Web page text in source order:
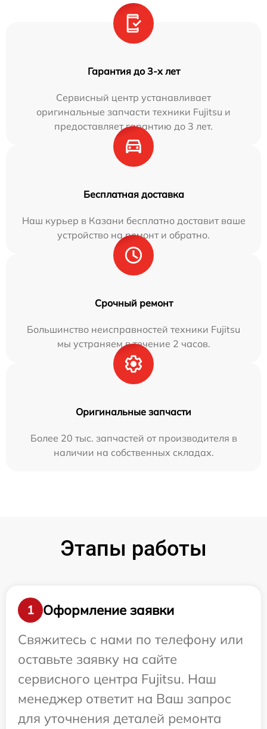
Гарантия до 3-х лет
Сервисный центр устанавливает
оригинальные запчасти техники Fujitsu и
предоставляет гарантию до 3 лет.
Бесплатная доставка
Наш курьер в Казани бесплатно доставит ваше
устройство на ремонт и обратно.
Срочный ремонт
Большинство неисправностей техники Fujitsu
мы устраняем в течение 2 часов.
Оригинальные запчасти
Более 20 тыс. запчастей от производителя в
наличии на собственных складах.
Этапы работы
1
Оформление заявки
Свяжитесь с нами по телефону или
оставьте заявку на сайте
сервисного центра Fujitsu. Наш
менеджер ответит на Ваш запрос
для уточнения деталей ремонта